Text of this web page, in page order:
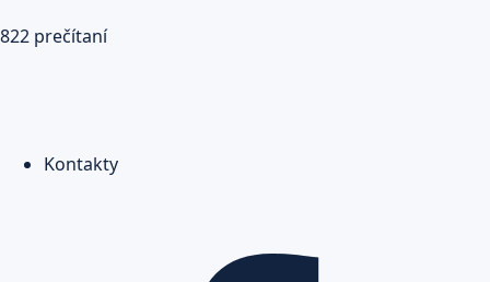
822 prečítaní
Kontakty